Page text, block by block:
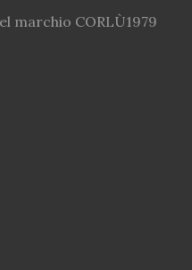
marchio CORLÙ1979